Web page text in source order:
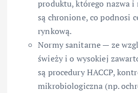
produktu, którego nazwa
są chronione, co podnosi
rynkową.
Normy sanitarne — ze
świeży i o wysokiej
są procedury HACCP,
mikrobiologiczna (np.